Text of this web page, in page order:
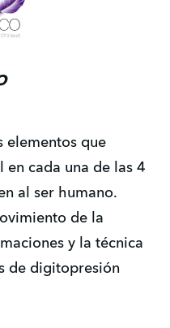
elementos que
en cada una de las 4
al ser humano.
de la
y la técnica
de digitopresión